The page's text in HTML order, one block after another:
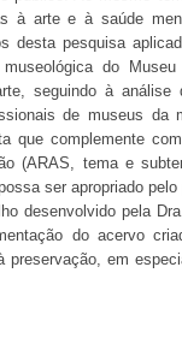
à arte e à saúde
desta pesquisa
do
seguindo à análise
de museus da
que complemente
(ARAS, tema e
ser apropriado pelo
desenvolvido pela
do acervo
preservação, em